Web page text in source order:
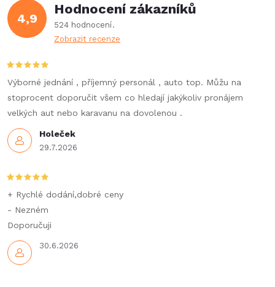
d
a
c
í
p
r
k
y
v
ý
4,9
Hodnocení zákazníků
524 hodnocení
Zobrazit recenze
Holeček
29.7.2026
Výborné jednání , příjemný personál , auto top. Můžu na
stoprocent doporučit všem co hledají jakýkoliv pronájem
velkých aut nebo karavanu na dovolenou .
30.6.2026
+ Rychlé dodání,dobré ceny
- Nezném
Doporučuji